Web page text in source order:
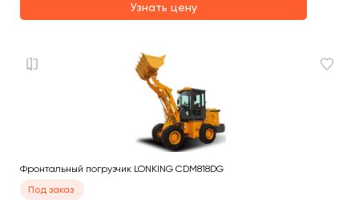
Узнать цену
Фронтальный погрузчик LONKING CDM818DG
Под заказ